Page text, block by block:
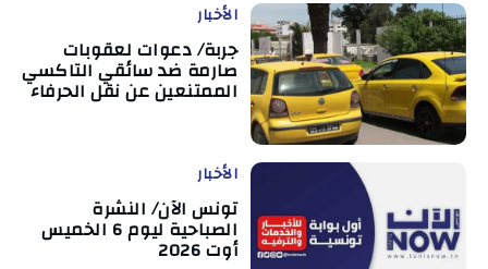
الأخبار
جربة/ دعوات لعقوبات
صارمة ضد سائقي التاكسي
الممتنعين عن نقل الحرفاء
الأخبار
تونس الآن/ النشرة
الصباحية ليوم 6 الخميس
أوت 2026